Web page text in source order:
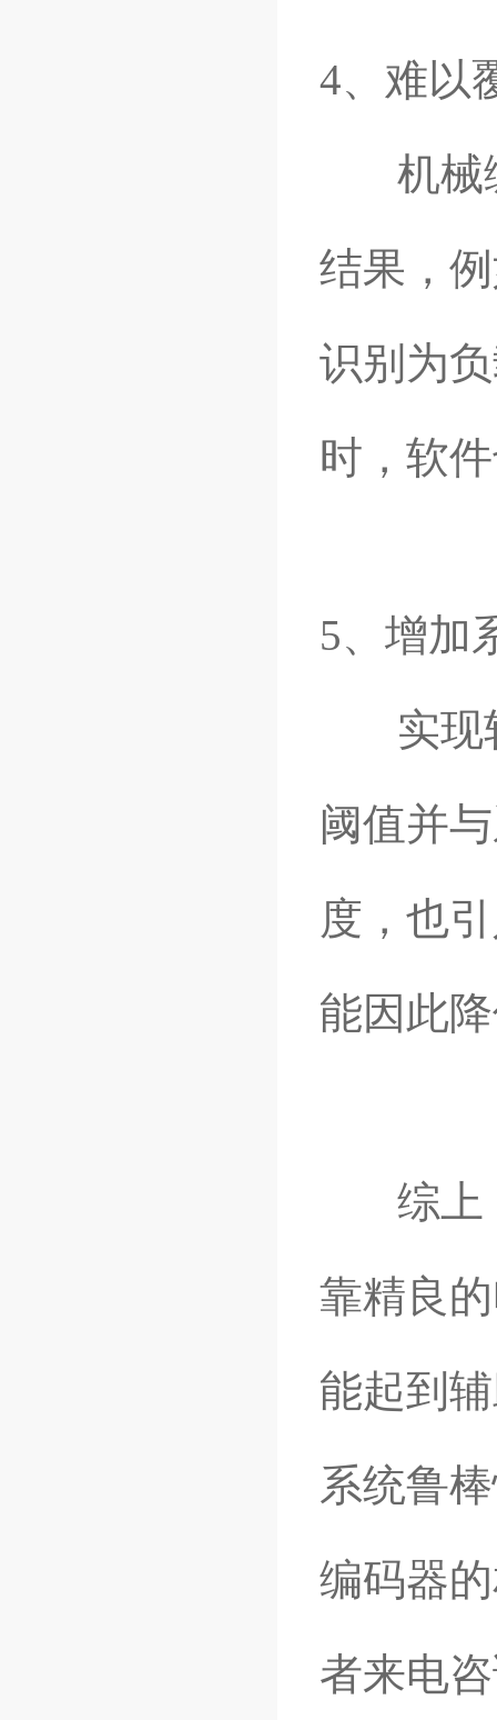
4、难以
机械编
结果，
识别为
时，软
5、增加
实现软
阈值并
度，也
能因此
综上，
靠精良
能起到
系统鲁
编码器
者来电